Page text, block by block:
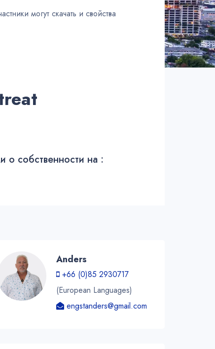
могут скачать и свойства
о собственности на :
Anders
+66 (0)85 2930717
(European Languages)
engstanders@gmail.com